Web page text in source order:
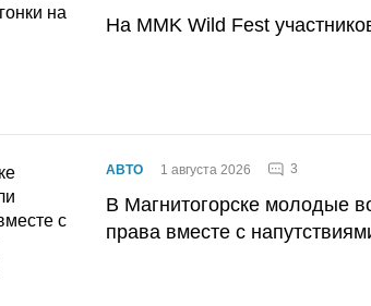
На MMK Wild Fest
АВТО 1 августа 2026 3
В Магнитогорске молодые
права вместе с